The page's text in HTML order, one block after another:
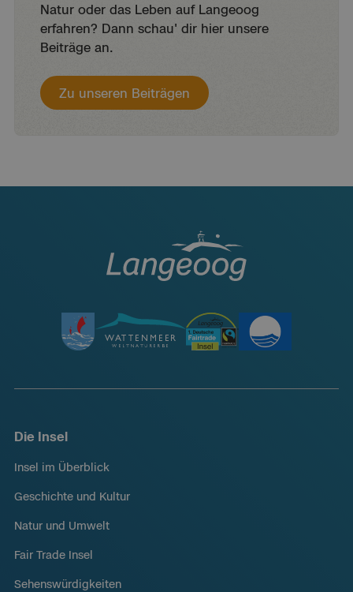
Natur oder das Leben auf Langeoog
erfahren? Dann schau' dir hier unsere
Beiträge an.
Zu unseren Beiträgen
Die Insel
Insel im Überblick
Geschichte und Kultur
Natur und Umwelt
Fair Trade Insel
Sehenswürdigkeiten